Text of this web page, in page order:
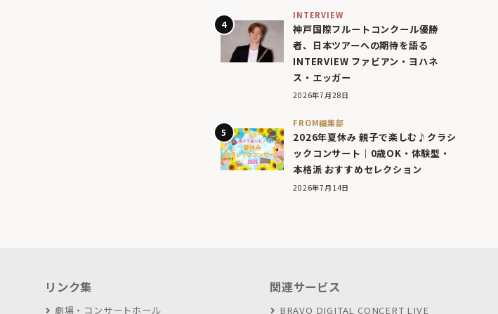
INTERVIEW
神戸国際フルートコンクール優勝
者、日本ツアーへの期待を語る
INTERVIEW ファビアン・ヨハネ
ス・エッガー
2026年7月28日
FROM編集部
2026年夏休み 親子で楽しむ♪クラシ
ックコンサート｜0歳OK・体験型・
本格派 おすすめセレクション
2026年7月14日
リンク集
劇場・コンサートホール
関連サービス
BRAVO DIGITAL CONCERT LIVE